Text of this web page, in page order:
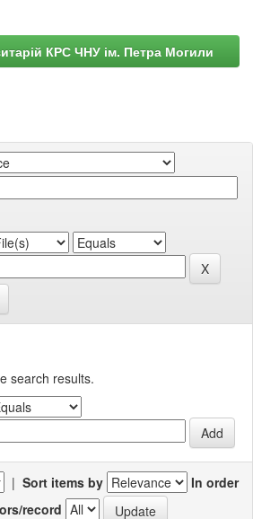
КРС ЧНУ ім. Петра Могили
search results.
| Sort items by
In order
record